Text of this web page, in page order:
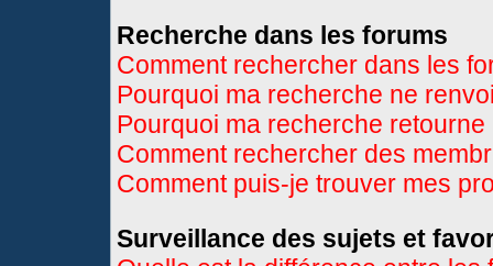
Recherche dans les forums
Comment rechercher dans les
Pourquoi ma recherche ne
Pourquoi ma recherche
Comment rechercher des
Comment puis-je trouver mes
Surveillance des sujets et